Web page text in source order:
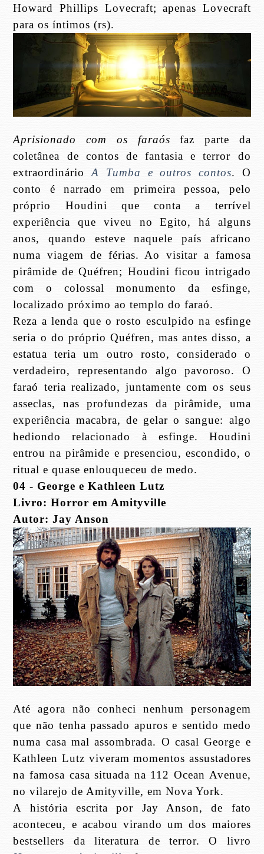
Howard Phillips Lovecraft; apenas Lovecraft
para os íntimos (rs).
Aprisionado com os faraós faz parte da
coletânea de contos de fantasia e terror do
extraordinárioA Tumba e outros contos. O
conto é narrado em primeira pessoa, pelo
próprio Houdini que conta a terrível
experiência que viveu no Egito, há alguns
anos, quando esteve naquele país africano
numa viagem de férias. Ao visitar a famosa
pirâmide de Quéfren; Houdini ficou intrigado
com o colossal monumento da esfinge,
localizado próximo ao templo do faraó.
Reza a lenda que o rosto esculpido na esfinge
seria o do próprio Quéfren, mas antes disso, a
estatua teria um outro rosto, considerado o
verdadeiro, representando algo pavoroso. O
faraó teria realizado, juntamente com os seus
asseclas, nas profundezas da pirâmide, uma
experiência macabra, de gelar o sangue: algo
hediondo relacionado à esfinge. Houdini
entrou na pirâmide e presenciou, escondido, o
ritual e quase enlouqueceu de medo.
04 - George e Kathleen Lutz
Livro: Horror em Amityville
Autor: Jay Anson
Até agora não conheci nenhum personagem
que não tenha passado apuros e sentido medo
numa casa mal assombrada. O casal George e
Kathleen Lutz viveram momentos assustadores
na famosa casa situada na 112 Ocean Avenue,
no vilarejo de Amityville, em Nova York.
A história escrita por Jay Anson, de fato
aconteceu, e acabou virando um dos maiores
bestsellers da literatura de terror. O livro